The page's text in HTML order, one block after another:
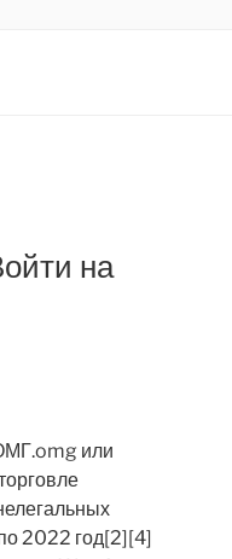
на
или
2022 год[2][4]